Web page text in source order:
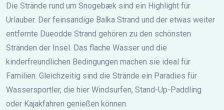
Die Strände rund um Snogebæk sind ein Highlight für
Urlauber. Der feinsandige Balka Strand und der etwas weiter
entfernte Dueodde Strand gehören zu den schönsten
Stränden der Insel. Das flache Wasser und die
kinderfreundlichen Bedingungen machen sie ideal für
Familien. Gleichzeitig sind die Strände ein Paradies für
Wassersportler, die hier Windsurfen, Stand-Up-Paddling
oder Kajakfahren genießen können.